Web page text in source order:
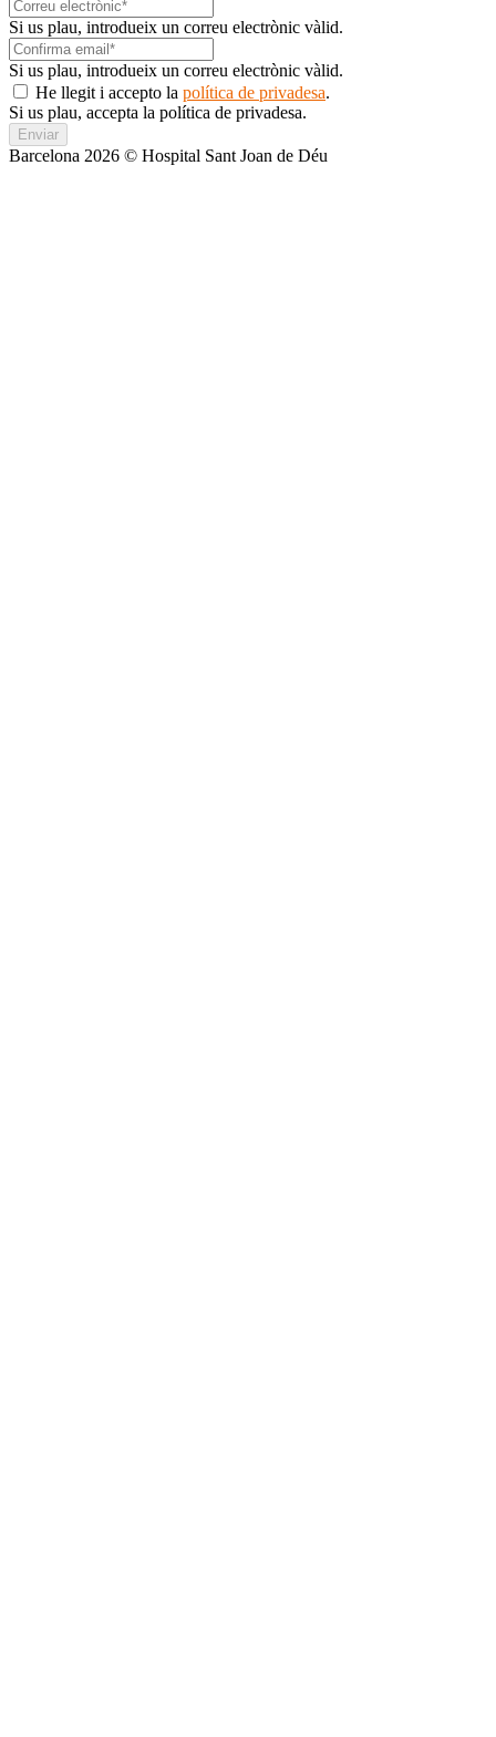
Si us plau, introdueix un correu electrònic vàlid.
Si us plau, introdueix un correu electrònic vàlid.
He llegit i accepto la política de privadesa.
Si us plau, accepta la política de privadesa.
Enviar
Barcelona 2026 © Hospital Sant Joan de Déu